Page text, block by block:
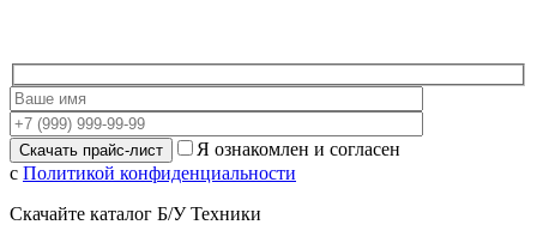
Я ознакомлен и согласен
с Политикой конфиденциальности
Скачайте каталог Б/У Техники